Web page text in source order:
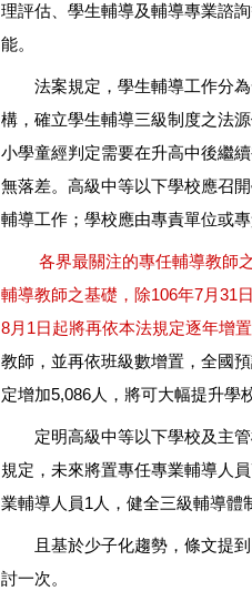
理評估、學生輔導及輔導專業諮
能。
法案規定，學生輔導工作分為
構，確立學生輔導三級制度之法
小學童經判定需要在升高中後繼
無落差。高級中等以下學校應召
輔導工作；學校應由專責單位或
各界最關注的專任輔導教師
輔導教師之基礎，除106年7月31
8月1日起將再依本法規定逐年增
教師，並再依班級數增置，全國
定增加5,086人，將可大幅提升學
定明高級中等以下學校及主管
規定，未來將置專任專業輔導人
業輔導人員1人，健全三級輔導
且基於少子化趨勢，條文提到
討一次。